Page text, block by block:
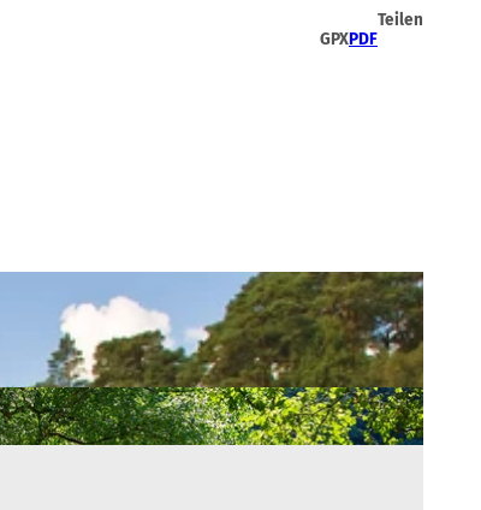
GPXPDF
Teilen